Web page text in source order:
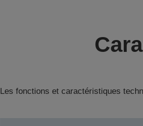
Les fonctions et caractéristiques